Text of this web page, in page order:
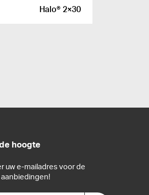
Halo® 2×30
hoogte
uw e-mailadres voor de